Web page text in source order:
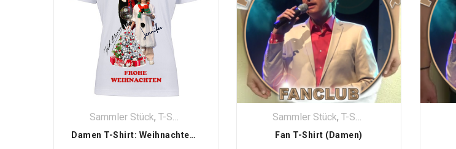
Sammler Stück,T-Shirt
Damen T-Shirt: Weihnachten mit Jennifer & Kurt Elsasser Motiv (Handsigniert)
Sammler Stück,T-Shirt
Fan T-Shirt (Damen)